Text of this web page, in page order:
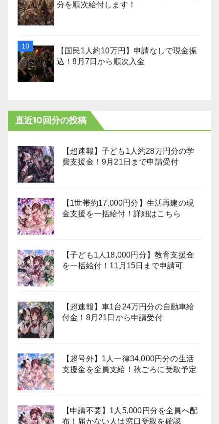
分を順次給付します！
【国民1人約10万円】申請なしで現金振
込！8月7日から順次入金
直近10回分の投稿
【超速報】子ども1人約28万円分の学
費支援金！9月21日まで申請受付
【1世帯約17,000円分】生活再建の現
金支援を一括給付！詳細はこちら
【子ども1人18,000円分】教育支援金
を一括給付！11月15日まで申請可
【超速報】車1台24万円分の自動車給
付金！8月21日から申請受付
【超号外】1人一律34,000円分の生活
支援金を全員支給！秋ごろに受取予定
【申請不要】1人5,000円分を全員へ配
布！届かない人は窓口受取を確認